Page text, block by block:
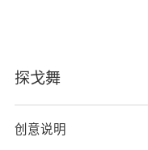
探戈舞
创意说明